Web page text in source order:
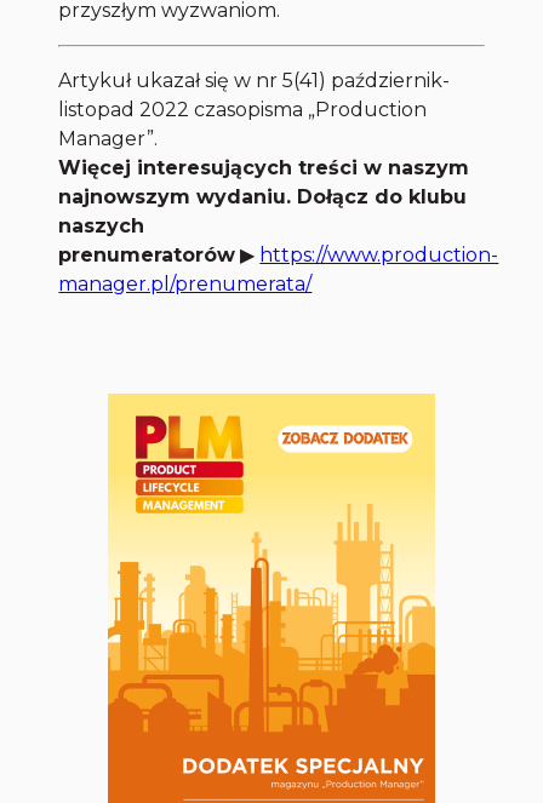
przyszłym wyzwaniom.
Artykuł ukazał się w nr 5(41) październik-
listopad 2022 czasopisma „Production
Manager”.
Więcej interesujących treści w naszym
najnowszym wydaniu. Dołącz do klubu
naszych
prenumeratorów ▶ https://www.production-
manager.pl/prenumerata/